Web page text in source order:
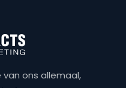
ons allemaal,